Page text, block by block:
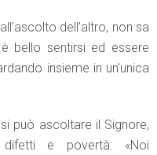
dell’altro, non sa
bello sentirsi ed essere
insieme in un’unica
può ascoltare il Signore,
difetti e povertà: «Noi